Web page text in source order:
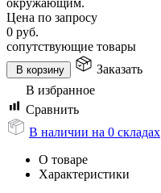
Цена по запросу
0 руб.
сопутствующие товары
В корзину
Заказать
В избранное
Сравнить
В наличии на 0 складах
О товаре
Характеристики